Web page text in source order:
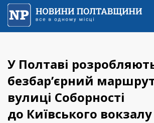
У Полтаві
безбар’єрний
вулиці Соборності
до Київського вокзалу